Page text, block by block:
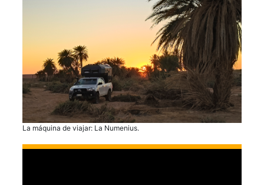
La máquina de viajar: La Numenius.